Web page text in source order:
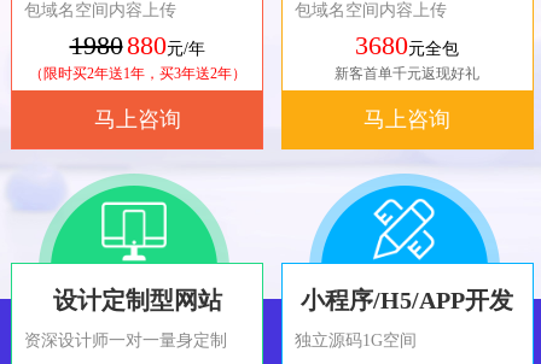
包域名空间内容上传
1980880元/年
（限时买2年送1年，买3年送2年）
马上咨询
包域名空间内容上传
3680元全包
新客首单千元返现好礼
马上咨询
设计定制型网站
资深设计师一对一量身定制
小程序/H5/APP开发
独立源码1G空间